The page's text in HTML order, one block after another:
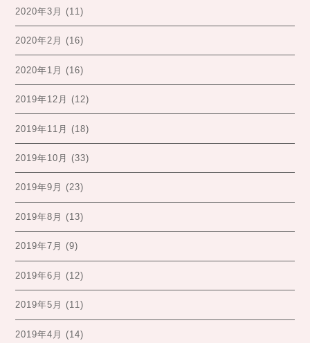
2020年3月 (11)
2020年2月 (16)
2020年1月 (16)
2019年12月 (12)
2019年11月 (18)
2019年10月 (33)
2019年9月 (23)
2019年8月 (13)
2019年7月 (9)
2019年6月 (12)
2019年5月 (11)
2019年4月 (14)